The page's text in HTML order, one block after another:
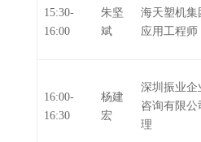
15:30-
16:00
朱坚
斌
海天塑机集
应用工程师
16:00-
16:30
杨建
宏
深圳振业企
咨询有限公
理